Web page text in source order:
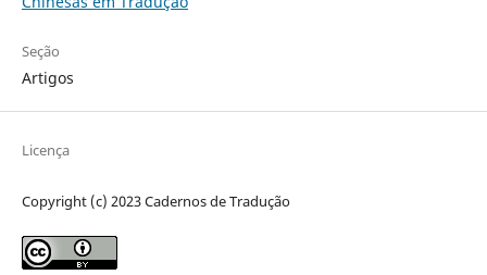
Seção
Artigos
Licença
Copyright (c) 2023 Cadernos de Tradução